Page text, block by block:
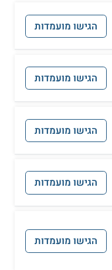
הגישו מועמדות
הגישו מועמדות
הגישו מועמדות
הגישו מועמדות
הגישו מועמדות